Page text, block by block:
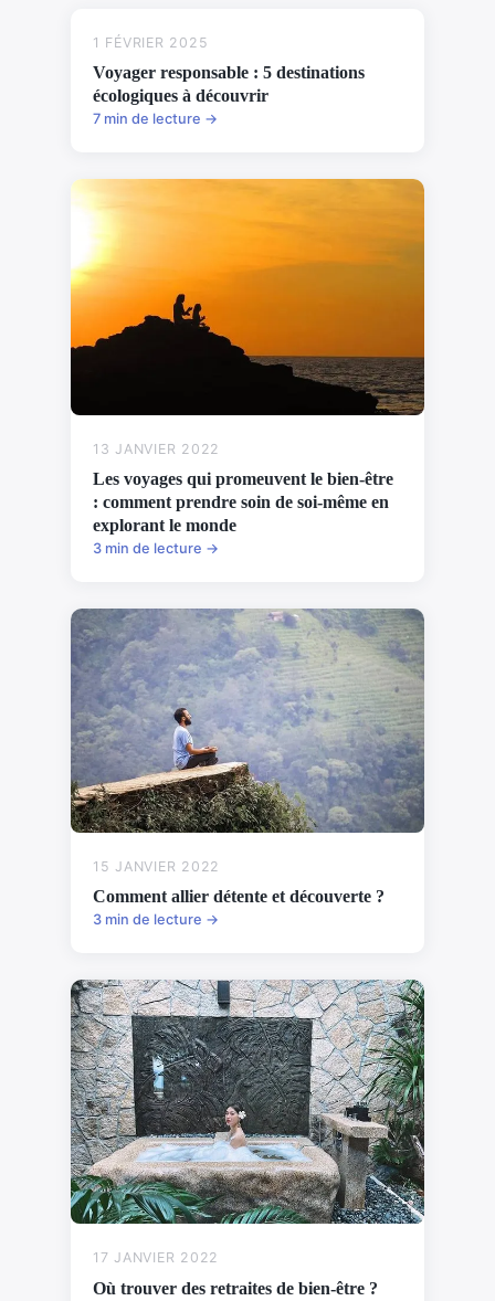
1 FÉVRIER 2025
Voyager responsable : 5 destinations
écologiques à découvrir
7 min de lecture →
13 JANVIER 2022
Les voyages qui promeuvent le bien-être
: comment prendre soin de soi-même en
explorant le monde
3 min de lecture →
15 JANVIER 2022
Comment allier détente et découverte ?
3 min de lecture →
17 JANVIER 2022
Où trouver des retraites de bien-être ?